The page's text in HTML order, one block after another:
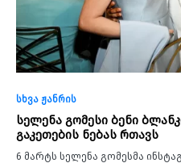
სხვა ჟანრის
სელენა გომესი ბენი
გაკეთების ნებას რთავს
6 მარტს სელენა გომესმა